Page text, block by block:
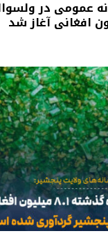
عمومی در